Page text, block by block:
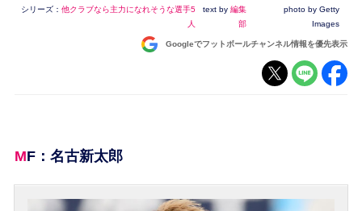
ナショナルチーム
シリーズ： 他クラブなら主力になれそうな選手5
人
text by編集
部
photo by Getty
Images
Googleでフットボールチャンネル情報を優先表示
MF：名古新太郎